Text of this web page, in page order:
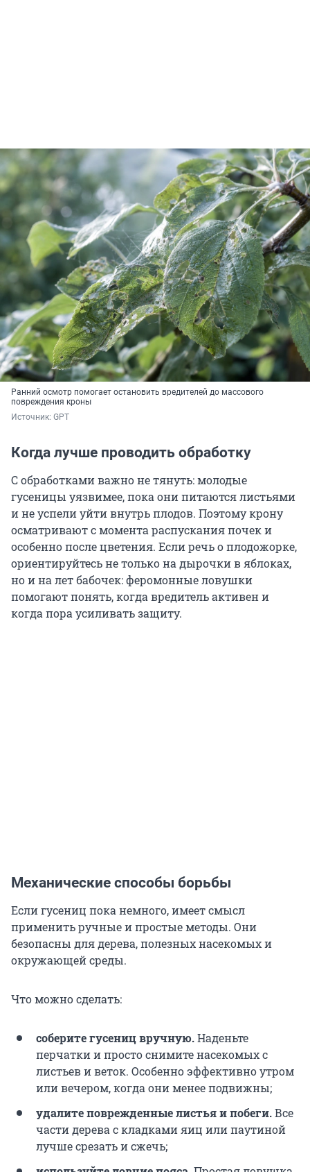
Ранний осмотр помогает остановить вредителей до массового
повреждения кроны
Источник: GPT
Когда лучше проводить обработку
С обработками важно не тянуть: молодые
гусеницы уязвимее, пока они питаются листьями
и не успели уйти внутрь плодов. Поэтому крону
осматривают с момента распускания почек и
особенно после цветения. Если речь о плодожорке,
ориентируйтесь не только на дырочки в яблоках,
но и на лет бабочек: феромонные ловушки
помогают понять, когда вредитель активен и
когда пора усиливать защиту.
Механические способы борьбы
Если гусениц пока немного, имеет смысл
применить ручные и простые методы. Они
безопасны для дерева, полезных насекомых и
окружающей среды.
Что можно сделать:
соберите гусениц вручную.Наденьте
перчатки и просто снимите насекомых с
листьев и веток. Особенно эффективно утром
или вечером, когда они менее подвижны;
удалите поврежденные листья и побеги.Все
части дерева с кладками яиц или паутиной
лучше срезать и сжечь;